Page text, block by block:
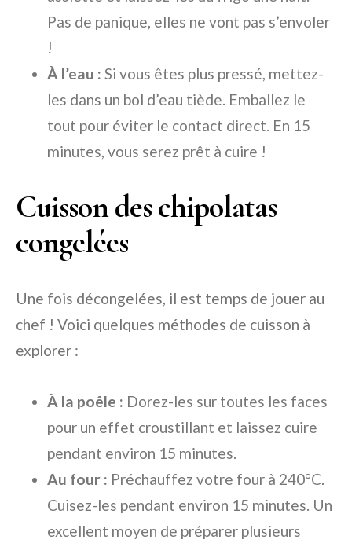
Pas de panique, elles ne vont pas s’envoler
!
À l’eau : Si vous êtes plus pressé, mettez-
les dans un bol d’eau tiède. Emballez le
tout pour éviter le contact direct. En 15
minutes, vous serez prêt à cuire !
Cuisson des chipolatas
congelées
Une fois décongelées, il est temps de jouer au
chef ! Voici quelques méthodes de cuisson à
explorer :
À la poêle : Dorez-les sur toutes les faces
pour un effet croustillant et laissez cuire
pendant environ 15 minutes.
Au four : Préchauffez votre four à 240°C.
Cuisez-les pendant environ 15 minutes. Un
excellent moyen de préparer plusieurs